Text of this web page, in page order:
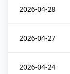
2026-04-28
2026-04-27
2026-04-24